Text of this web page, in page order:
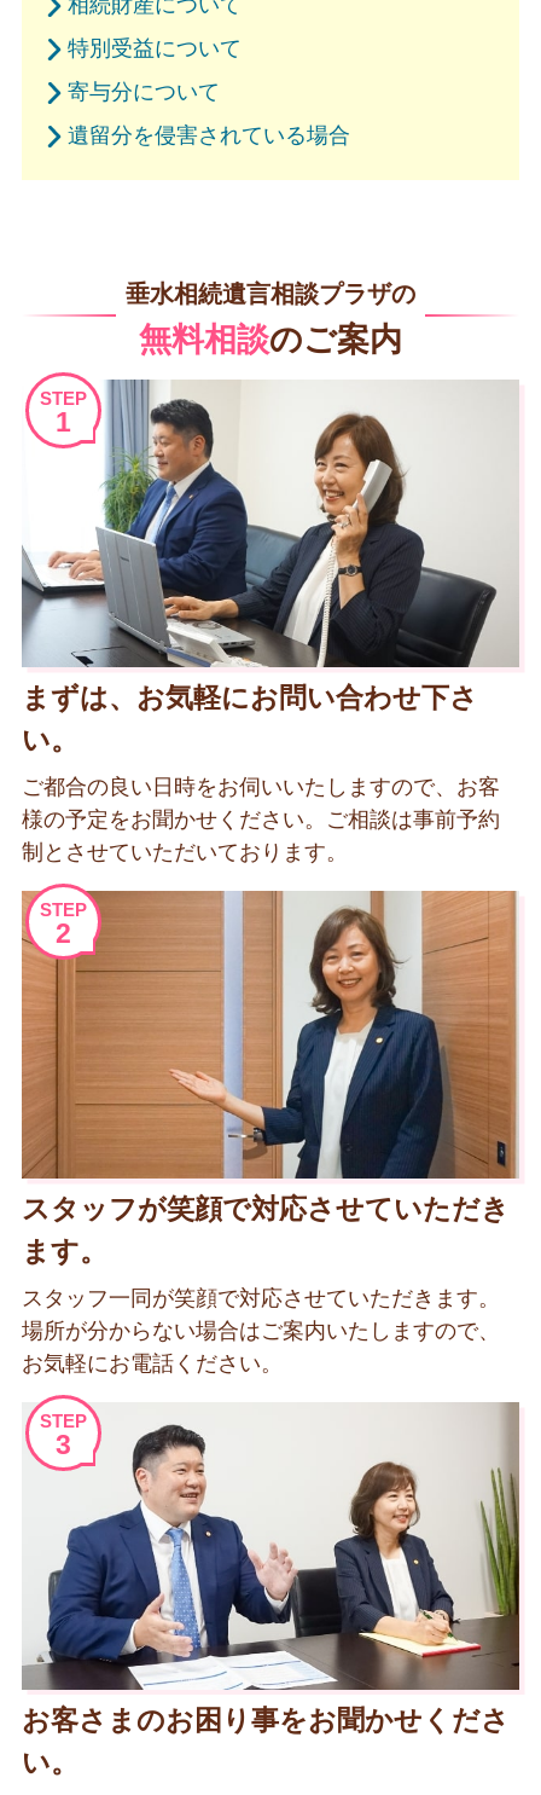
相続財産について
特別受益について
寄与分について
遺留分を侵害されている場合
垂水相続遺言相談プラザの
無料相談のご案内
STEP
1
まずは、お気軽にお問い合わせ下さ
い。
ご都合の良い日時をお伺いいたしますので、お客
様の予定をお聞かせください。ご相談は事前予約
制とさせていただいております。
STEP
2
スタッフが笑顔で対応させていただき
ます。
スタッフ一同が笑顔で対応させていただきます。
場所が分からない場合はご案内いたしますので、
お気軽にお電話ください。
STEP
3
お客さまのお困り事をお聞かせくださ
い。